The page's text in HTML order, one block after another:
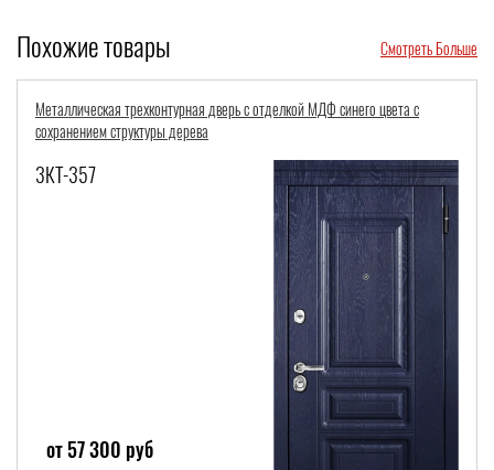
Похожие товары Смотреть Больше
Стальная дверь с тремя контурами уплотнения и МДФ с классической
фрезеровкой
3КТ-348
от 55 200 руб